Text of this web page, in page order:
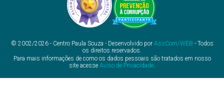
© 2002/2026 - Centro Paula Souza - Desenvolvido por AssCom/WEB - Todos
os direitos reservados.
Para mais informações de como os dados pessoais são tratados em nosso
site acesse Aviso de Privacidade.